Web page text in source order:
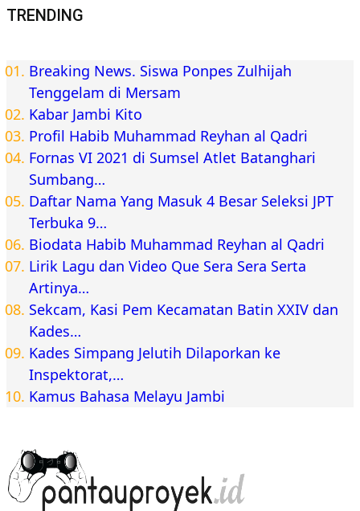
TRENDING
Breaking News. Siswa Ponpes Zulhijah
Tenggelam di Mersam
Kabar Jambi Kito
Profil Habib Muhammad Reyhan al Qadri
Fornas VI 2021 di Sumsel Atlet Batanghari
Sumbang…
Daftar Nama Yang Masuk 4 Besar Seleksi JPT
Terbuka 9…
Biodata Habib Muhammad Reyhan al Qadri
Lirik Lagu dan Video Que Sera Sera Serta
Artinya…
Sekcam, Kasi Pem Kecamatan Batin XXIV dan
Kades…
Kades Simpang Jelutih Dilaporkan ke
Inspektorat,…
Kamus Bahasa Melayu Jambi